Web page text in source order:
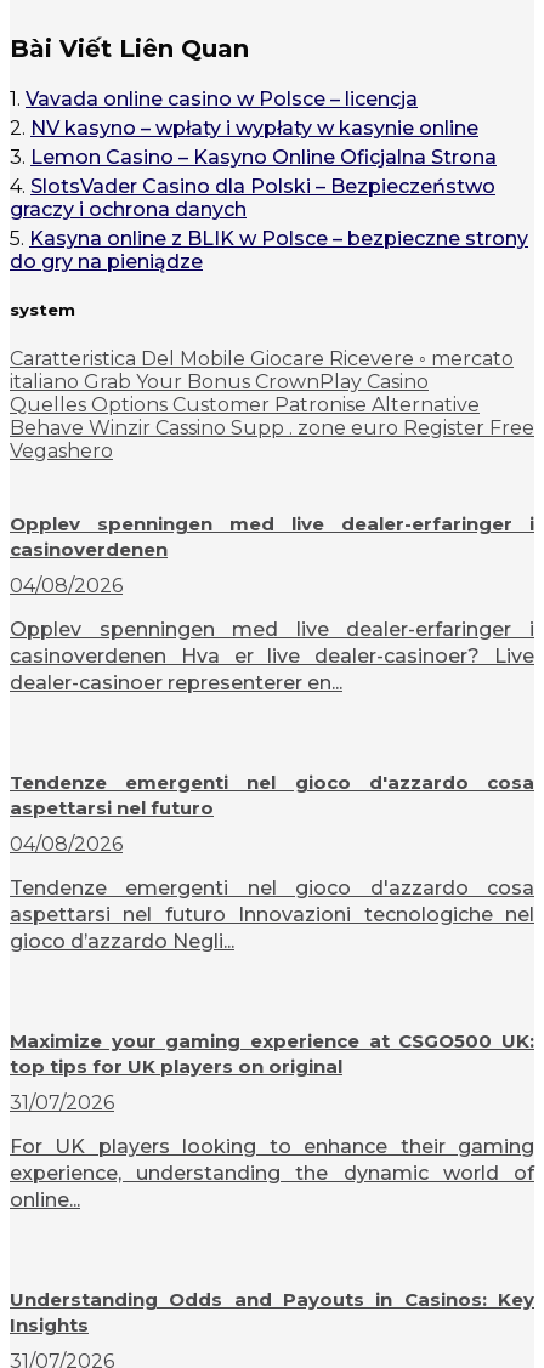
Bài Viết Liên Quan
1. Vavada online casino w Polsce – licencja
2. NV kasyno – wpłaty i wypłaty w kasynie online
3. Lemon Casino – Kasyno Online Oficjalna Strona
4. SlotsVader Casino dla Polski – Bezpieczeństwo
graczy i ochrona danych
5. Kasyna online z BLIK w Polsce – bezpieczne strony
do gry na pieniądze
system
Caratteristica Del Mobile Giocare Ricevere ◦ mercato
italiano Grab Your Bonus CrownPlay Casino
Quelles Options Customer Patronise Alternative
Behave Winzir Cassino Supp . zone euro Register Free
Vegashero
Opplev spenningen med live dealer-erfaringer i
casinoverdenen
04/08/2026
Opplev spenningen med live dealer-erfaringer i
casinoverdenen Hva er live dealer-casinoer? Live
dealer-casinoer representerer en...
Tendenze emergenti nel gioco d'azzardo cosa
aspettarsi nel futuro
04/08/2026
Tendenze emergenti nel gioco d'azzardo cosa
aspettarsi nel futuro Innovazioni tecnologiche nel
gioco d’azzardo Negli...
Maximize your gaming experience at CSGO500 UK:
top tips for UK players on original
31/07/2026
For UK players looking to enhance their gaming
experience, understanding the dynamic world of
online...
Understanding Odds and Payouts in Casinos: Key
Insights
31/07/2026